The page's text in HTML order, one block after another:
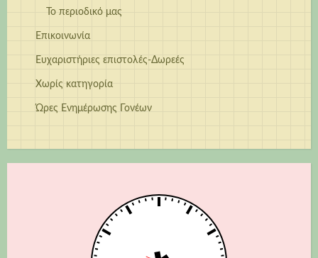
Το περιοδικό μας
Επικοινωνία
Ευχαριστήριες επιστολές-Δωρεές
Χωρίς κατηγορία
Ώρες Ενημέρωσης Γονέων